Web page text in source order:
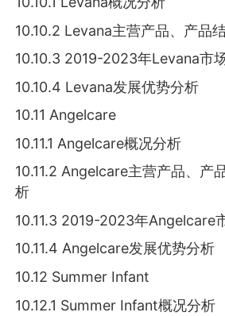
10.10.2 Levana主营产品、产品
10.10.3 2019-2023年Levana市
10.10.4 Levana发展优势分析
10.11 Angelcare
10.11.1 Angelcare概况分析
10.11.2 Angelcare主营产品、产
析
10.11.3 2019-2023年Angelcare
10.11.4 Angelcare发展优势分析
10.12 Summer Infant
10.12.1 Summer Infant概况分析